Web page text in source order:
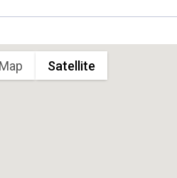
Map Satellite